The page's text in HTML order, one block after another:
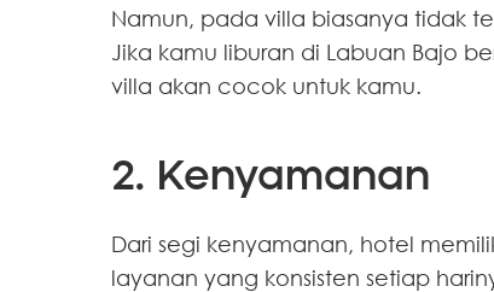
Namun, pada villa biasanya tidak
Jika kamu liburan di Labuan Bajo
villa akan cocok untuk kamu.
2. Kenyamanan
Dari segi kenyamanan, hotel
layanan yang konsisten setiap